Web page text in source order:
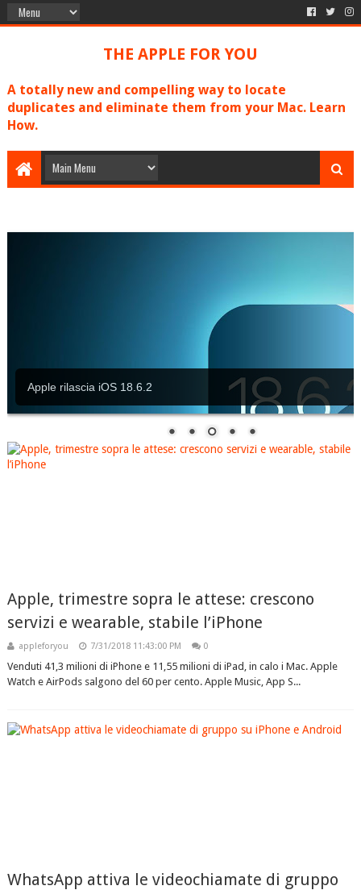
THE APPLE FOR YOU
A totally new and compelling way to locate
duplicates and eliminate them from your Mac. Learn
How.
Apple rilascia iOS 18.6.2
Apple, trimestre sopra le attese: crescono
servizi e wearable, stabile l’iPhone
appleforyou 7/31/2018 11:43:00 PM 0
Venduti 41,3 milioni di iPhone e 11,55 milioni di iPad, in calo i Mac. Apple
Watch e AirPods salgono del 60 per cento. Apple Music, App S...
WhatsApp attiva le videochiamate di gruppo